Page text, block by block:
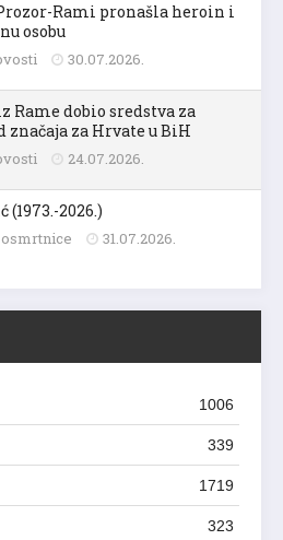
Rami pronašla heroin i
osobu
30.07.2026.
Rame dobio sredstva za
značaja za Hrvate u BiH
24.07.2026.
(1973.-2026.)
31.07.2026.
1006
339
1719
323